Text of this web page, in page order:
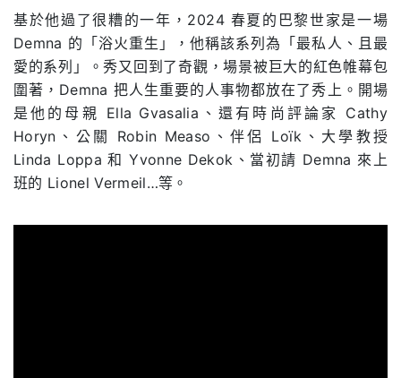
基於他過了很糟的一年，2024 春夏的巴黎世家是一場
Demna 的「浴火重生」，他稱該系列為「最私人、且最
愛的系列」。秀又回到了奇觀，場景被巨大的紅色帷幕包
圍著，Demna 把人生重要的人事物都放在了秀上。開場
是他的母親 Ella Gvasalia、還有時尚評論家 Cathy
Horyn、公關 Robin Measo、伴侶 Loïk、大學教授
Linda Loppa 和 Yvonne Dekok、當初請 Demna 來上
班的 Lionel Vermeil…等。